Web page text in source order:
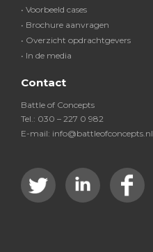
• Voorbeeld cases
• Brochure aanvragen
• Overzicht opdrachtgevers
• In de media
Contact
Battle of Concepts
Tel.: 030 – 227 0 982
E-mail: info@battleofconcepts.nl